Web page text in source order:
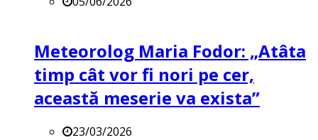
Meteorolog Maria Fodor: „Atâta
timp cât vor fi nori pe cer,
această meserie va exista”
23/03/2026